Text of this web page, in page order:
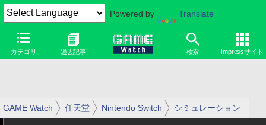
Powered by Translate
カテゴリ 過去記事 検索 Impressサイト
GAME Watch 任天堂 Nintendo Switch シミュレーション